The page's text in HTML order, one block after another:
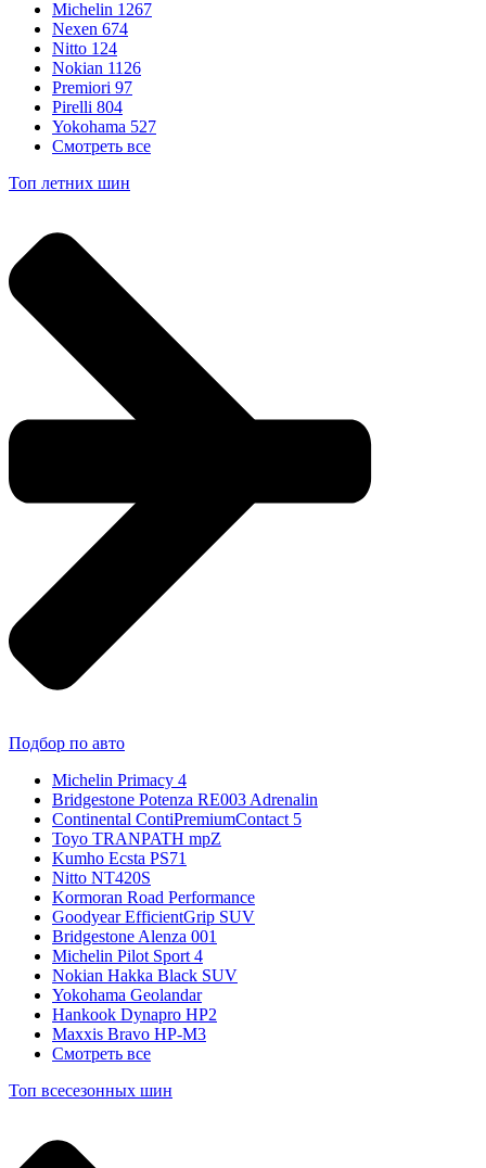
Michelin 1267
Nexen 674
Nitto 124
Nokian 1126
Premiori 97
Pirelli 804
Yokohama 527
Смотреть все
Топ летних шин
Подбор по авто
Michelin Primacy 4
Bridgestone Potenza RE003 Adrenalin
Continental ContiPremiumContact 5
Toyo TRANPATH mpZ
Kumho Ecsta PS71
Nitto NT420S
Kormoran Road Performance
Goodyear EfficientGrip SUV
Bridgestone Alenza 001
Michelin Pilot Sport 4
Nokian Hakka Black SUV
Yokohama Geolandar
Hankook Dynapro HP2
Maxxis Bravo HP-M3
Смотреть все
Топ всесезонных шин